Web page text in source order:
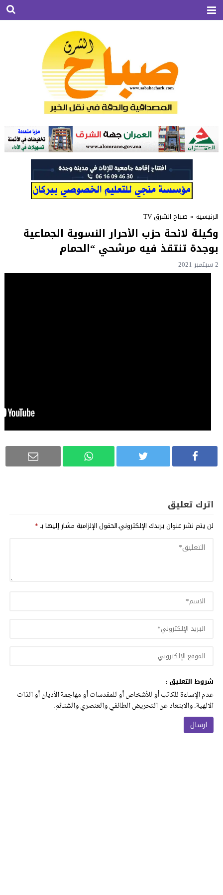
الرئيسية » صباح الشرق TV
وكيلة لائحة حزب الأحرار النسوية الجماعية
بوجدة تنتقذ فيه مرشحي “الحمام
2 سبتمبر 2021
اترك تعليق
لن يتم نشر عنوان بريدك الإلكتروني.الحقول الإلزامية مشار إليها بـ*
شروط التعليق :
عدم الإساءة للكاتب أو للأشخاص أو للمقدسات أو مهاجمة الأديان أو الذات
الالهية. والابتعاد عن التحريض الطائفي والعنصري والشتائم.